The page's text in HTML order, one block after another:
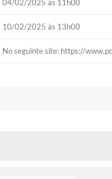
04/02/2025 às 11h00
10/02/2025 às 13h00
No seguinte site: https://